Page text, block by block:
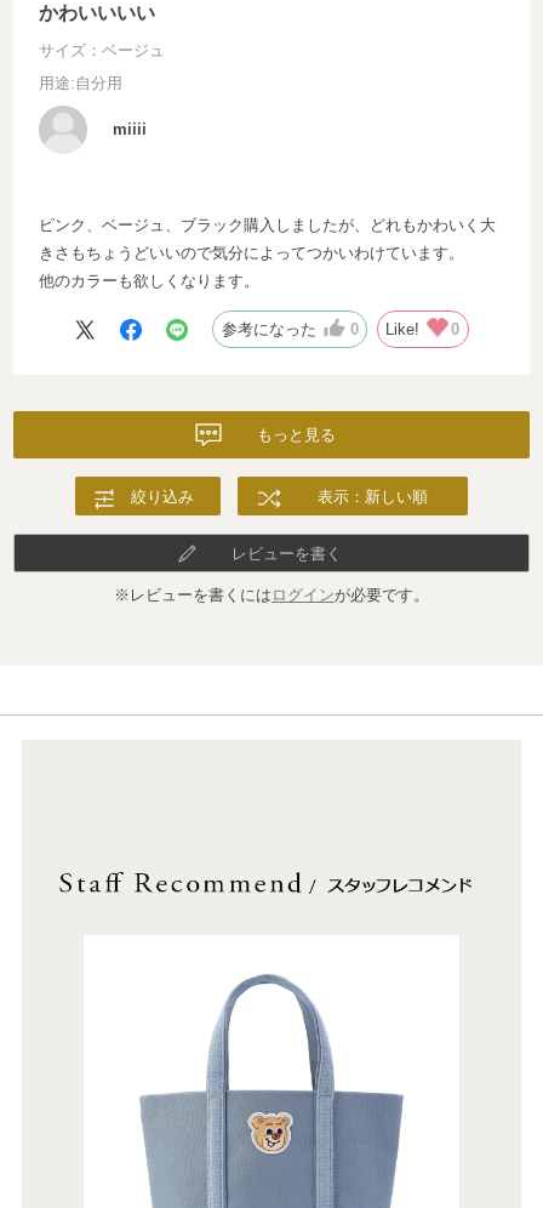
かわいいいい
サイズ：ベージュ
用途:自分用
miiii
ピンク、ベージュ、ブラック購入しましたが、どれもかわいく大
きさもちょうどいいので気分によってつかいわけています。
他のカラーも欲しくなります。
参考になった 0 Like! 0
もっと見る
絞り込み 表示：新しい順
レビューを書く
※レビューを書くには ログインが必要です。